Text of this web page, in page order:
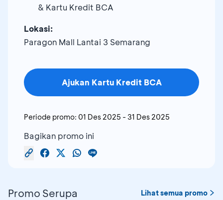
& Kartu Kredit BCA
Lokasi:
Paragon Mall Lantai 3 Semarang
Ajukan Kartu Kredit BCA
Periode promo: 01 Des 2025 - 31 Des 2025
Bagikan promo ini
Promo Serupa Lihat semua promo